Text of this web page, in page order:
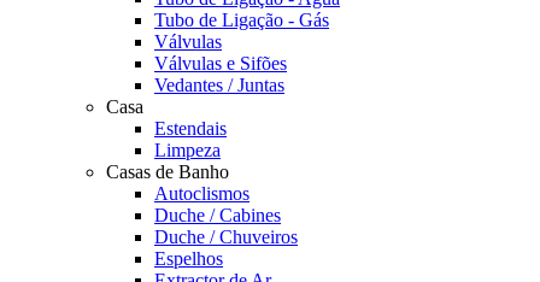
Tubo de Ligação - Gás
Válvulas
Válvulas e Sifões
Vedantes / Juntas
Casa
Estendais
Limpeza
Casas de Banho
Autoclismos
Duche / Cabines
Duche / Chuveiros
Espelhos